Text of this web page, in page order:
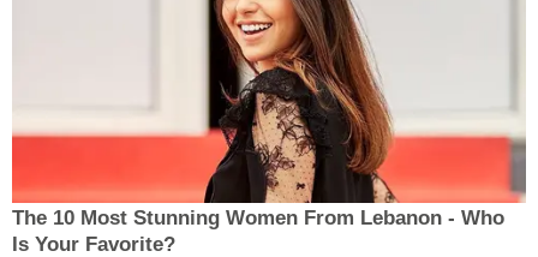
The 10 Most Stunning Women From Lebanon - Who
Is Your Favorite?